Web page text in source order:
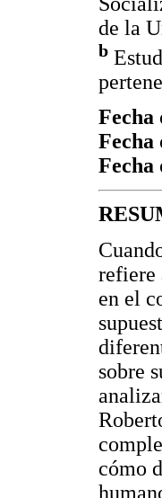
de la
b
Fecha
Fecha
Fecha
refiere
en el
sobre
cómo